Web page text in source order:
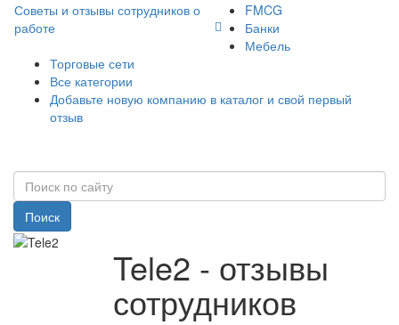
Советы и отзывы сотрудников о
работе
FMCG
Банки
Мебель
Торговые сети
Все категории
Добавьте новую компанию в каталог и свой первый
отзыв
Поиск
Tele2 - отзывы
сотрудников